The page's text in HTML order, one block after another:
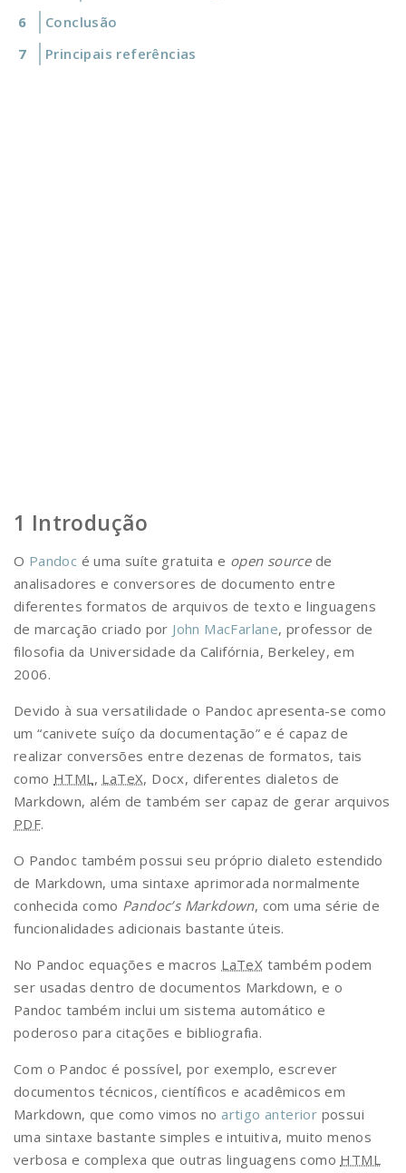
Conclusão
Principais referências
Introdução
O Pandoc é uma suíte gratuita e open sourcede
analisadores e conversores de documento entre
diferentes formatos de arquivos de texto e linguagens
de marcação criado por John MacFarlane, professor de
filosofia da Universidade da Califórnia, Berkeley, em
2006.
Devido à sua versatilidade o Pandoc apresenta-se como
um “canivete suíço da documentação” e é capaz de
realizar conversões entre dezenas de formatos, tais
como HTML, LaTeX, Docx, diferentes dialetos de
Markdown, além de também ser capaz de gerar arquivos
PDF.
O Pandoc também possui seu próprio dialeto estendido
de Markdown, uma sintaxe aprimorada normalmente
conhecida como Pandoc’s Markdown, com uma série de
funcionalidades adicionais bastante úteis.
No Pandoc equações e macros LaTeX também podem
ser usadas dentro de documentos Markdown, e o
Pandoc também inclui um sistema automático e
poderoso para citações e bibliografia.
Com o Pandoc é possível, por exemplo, escrever
documentos técnicos, científicos e acadêmicos em
Markdown, que como vimos noartigo anterior possui
uma sintaxe bastante simples e intuitiva, muito menos
verbosa e complexa que outras linguagens como HTML